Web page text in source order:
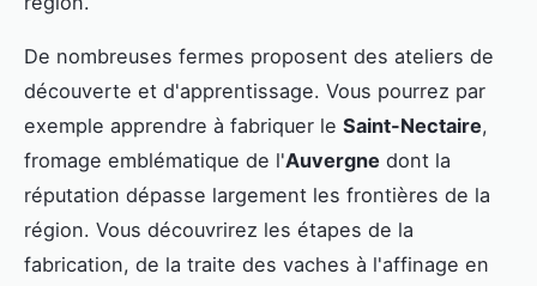
De nombreuses fermes proposent des ateliers de
découverte et d'apprentissage. Vous pourrez par
exemple apprendre à fabriquer le Saint-Nectaire,
fromage emblématique de l'Auvergne dont la
réputation dépasse largement les frontières de la
région. Vous découvrirez les étapes de la
fabrication, de la traite des vaches à l'affinage en